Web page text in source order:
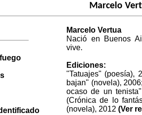
Marcelo
Marcelo Vertua
Nació en Buenos
vive.
Ediciones:
"Tatuajes" (poesía),
bajan" (novela),
ocaso de un
(Crónica de lo
(novela), 2012 (Ver